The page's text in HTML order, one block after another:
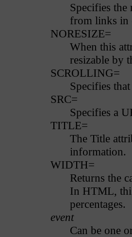
Specifies the
from links in
NORESIZE=
When this
resizable by
SCROLLING=
Specifies
SRC=
Specifies a
TITLE=
The Title
information.
WIDTH=
Returns the
In HTML,
percentages.
event
Can be one